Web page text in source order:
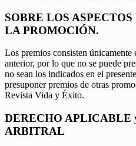
SOBRE LOS
LA PROMOCIÓN.
Los premios consisten únicamente
anterior, por lo que no se puede
no sean los indicados en el
presuponer premios de otras
Revista Vida y Éxito.
DERECHO APLICABLE
ARBITRAL